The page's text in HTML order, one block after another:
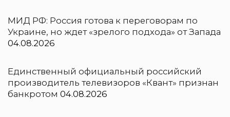
МИД РФ: Россия готова к переговорам по
Украине, но ждет «зрелого подхода» от Запада
04.08.2026
Единственный официальный российский
производитель телевизоров «Квант» признан
банкротом 04.08.2026